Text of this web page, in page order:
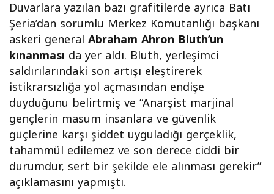
Duvarlara yazılan bazı grafitilerde ayrıca Batı
Şeria’dan sorumlu Merkez Komutanlığı başkanı
askeri generalAbraham Ahron Bluth’un
kınanması da yer aldı. Bluth, yerleşimci
saldırılarındaki son artışı eleştirerek
istikrarsızlığa yol açmasından endişe
duyduğunu belirtmiş ve “Anarşist marjinal
gençlerin masum insanlara ve güvenlik
güçlerine karşı şiddet uyguladığı gerçeklik,
tahammül edilemez ve son derece ciddi bir
durumdur, sert bir şekilde ele alınması gerekir”
açıklamasını yapmıştı.